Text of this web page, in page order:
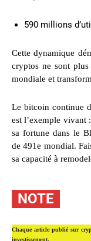
590 millions
Cette dynamique
cryptos ne sont
mondiale et
Le bitcoin continue
est l’exemple vivant
sa fortune dans le
de 491e mondial.
sa capacité à
NOTE
Chaque article publié sur
investissement.